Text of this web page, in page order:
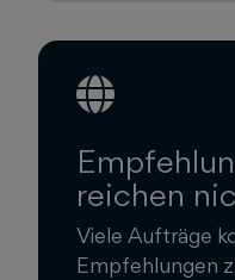
reichen
Viele Aufträge
Empfehlungen